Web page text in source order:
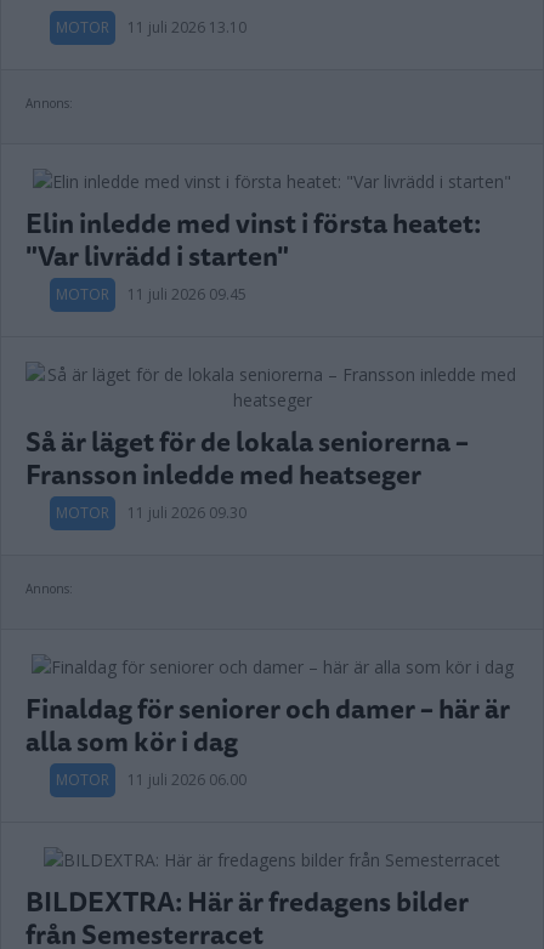
MOTOR 11 juli 2026 13.10
Annons:
Elin inledde med vinst i första heatet:
"Var livrädd i starten"
MOTOR 11 juli 2026 09.45
Så är läget för de lokala seniorerna –
Fransson inledde med heatseger
MOTOR 11 juli 2026 09.30
Annons:
Finaldag för seniorer och damer – här är
alla som kör i dag
MOTOR 11 juli 2026 06.00
BILDEXTRA: Här är fredagens bilder
från Semesterracet